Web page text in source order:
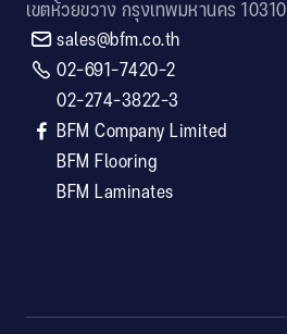
เขตห้วยขวาง กรุงเทพมหานคร 10310
 sales@bfm.co.th
 02-691-7420-2
02-274-3822-3

BFM Company Limited
BFM Flooring
BFM Laminates